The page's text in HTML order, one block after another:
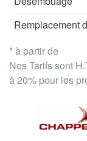
* à partir de
Nos Tarifs sont
à 20% pour les
Remplacement